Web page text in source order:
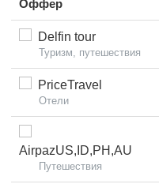
Оффер
Delfin tour
Туризм, путешествия
PriceTravel
Отели
AirpazUS,ID,PH,AU
Путешествия